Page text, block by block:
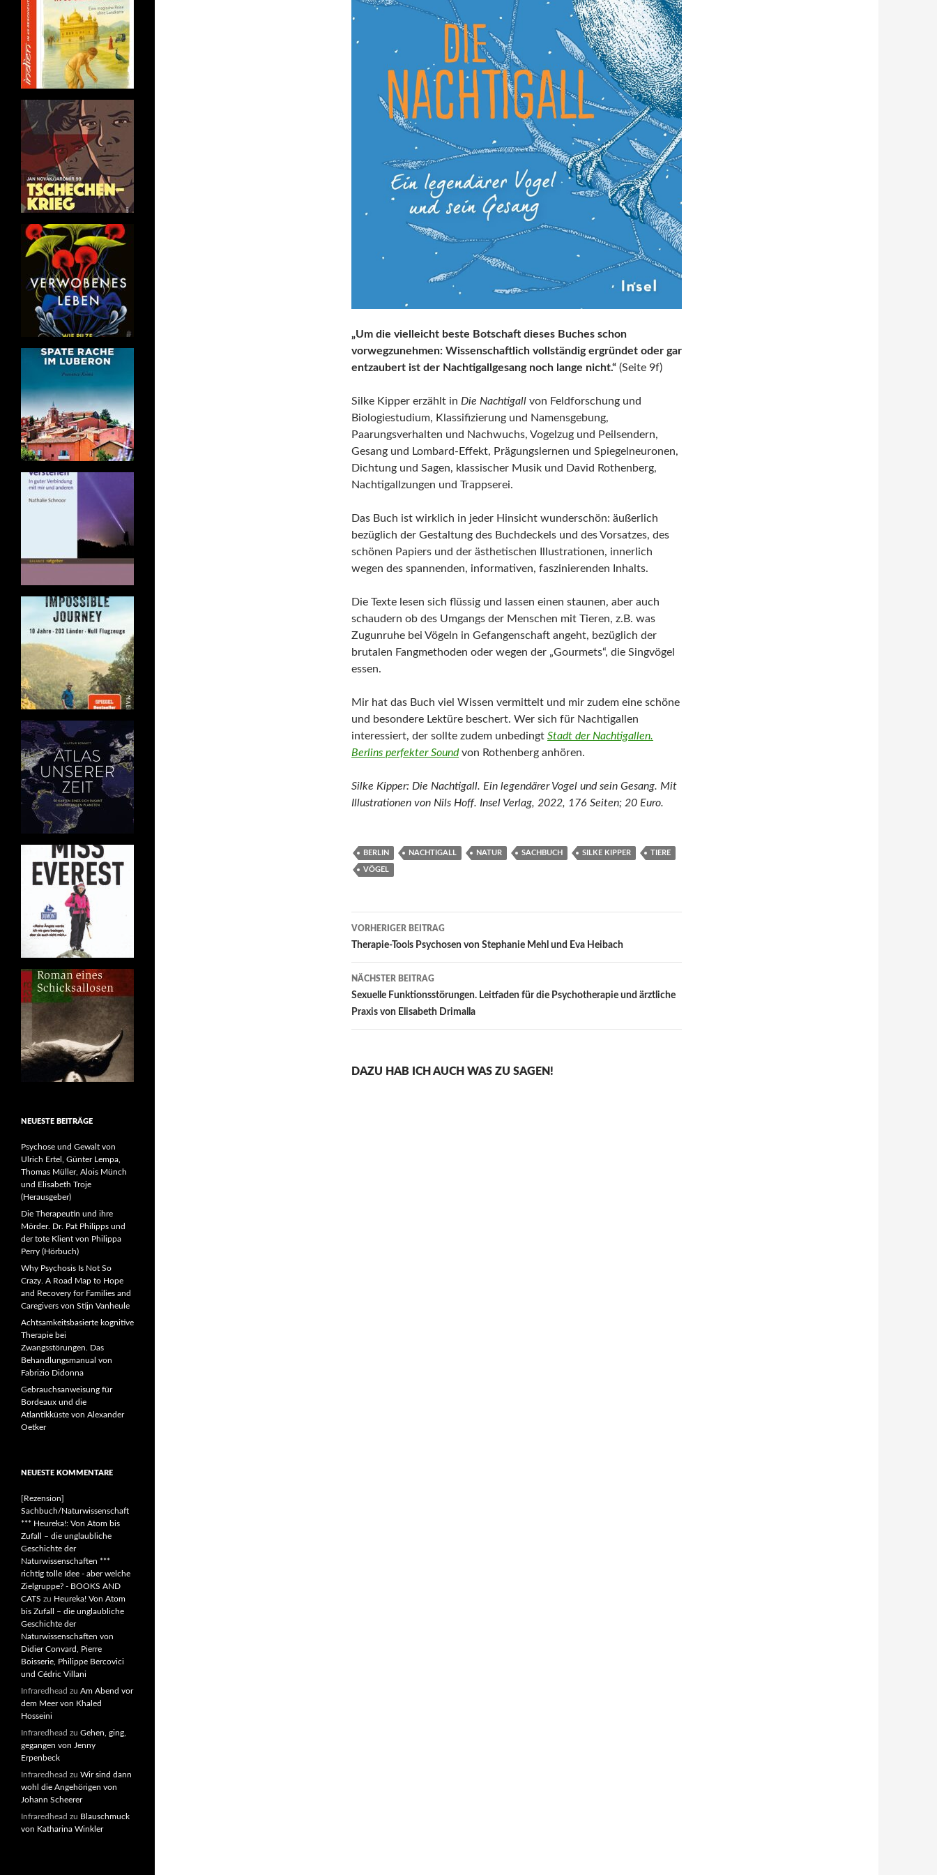
„Um die vielleicht beste Botschaft dieses Buches schon
vorwegzunehmen: Wissenschaftlich vollständig ergründet oder gar
entzaubert ist der Nachtigallgesang noch lange nicht.“ (Seite 9f)
Silke Kipper erzählt in Die Nachtigall von Feldforschung und
Biologiestudium, Klassifizierung und Namensgebung,
Paarungsverhalten und Nachwuchs, Vogelzug und Peilsendern,
Gesang und Lombard-Effekt, Prägungslernen und Spiegelneuronen,
Dichtung und Sagen, klassischer Musik und David Rothenberg,
Nachtigallzungen und Trappserei.
Das Buch ist wirklich in jeder Hinsicht wunderschön: äußerlich
bezüglich der Gestaltung des Buchdeckels und des Vorsatzes, des
schönen Papiers und der ästhetischen Illustrationen, innerlich
wegen des spannenden, informativen, faszinierenden Inhalts.
Die Texte lesen sich flüssig und lassen einen staunen, aber auch
schaudern ob des Umgangs der Menschen mit Tieren, z.B. was
Zugunruhe bei Vögeln in Gefangenschaft angeht, bezüglich der
brutalen Fangmethoden oder wegen der „Gourmets“, die Singvögel
essen.
Mir hat das Buch viel Wissen vermittelt und mir zudem eine schöne
und besondere Lektüre beschert. Wer sich für Nachtigallen
interessiert, der sollte zudem unbedingt Stadt der Nachtigallen.
Berlins perfekter Soundvon Rothenberg anhören.
Silke Kipper: Die Nachtigall. Ein legendärer Vogel und sein Gesang. Mit
Illustrationen von Nils Hoff. Insel Verlag, 2022, 176 Seiten; 20 Euro.
BERLIN NACHTIGALL NATUR SACHBUCH SILKE KIPPER TIERE
VÖGEL
Beitragsnavigation
VORHERIGER BEITRAG
Therapie-Tools Psychosen von Stephanie Mehl und Eva Heibach
NÄCHSTER BEITRAG
Sexuelle Funktionsstörungen. Leitfaden für die Psychotherapie und ärztliche
Praxis von Elisabeth Drimalla
DAZU HAB ICH AUCH WAS ZU SAGEN!
NEUESTE BEITRÄGE
Psychose und Gewalt von
Ulrich Ertel, Günter Lempa,
Thomas Müller, Alois Münch
und Elisabeth Troje
(Herausgeber)
Die Therapeutin und ihre
Mörder. Dr. Pat Philipps und
der tote Klient von Philippa
Perry (Hörbuch)
Why Psychosis Is Not So
Crazy. A Road Map to Hope
and Recovery for Families and
Caregivers von Stijn Vanheule
Achtsamkeitsbasierte kognitive
Therapie bei
Zwangsstörungen. Das
Behandlungsmanual von
Fabrizio Didonna
Gebrauchsanweisung für
Bordeaux und die
Atlantikküste von Alexander
Oetker
NEUESTE KOMMENTARE
[Rezension]
Sachbuch/Naturwissenschaft
*** Heureka!: Von Atom bis
Zufall – die unglaubliche
Geschichte der
Naturwissenschaften ***
richtig tolle Idee - aber welche
Zielgruppe? - BOOKS AND
CATS zu Heureka! Von Atom
bis Zufall – die unglaubliche
Geschichte der
Naturwissenschaften von
Didier Convard, Pierre
Boisserie, Philippe Bercovici
und Cédric Villani
Infraredhead zu Am Abend vor
dem Meer von Khaled
Hosseini
Infraredhead zu Gehen, ging,
gegangen von Jenny
Erpenbeck
Infraredhead zu Wir sind dann
wohl die Angehörigen von
Johann Scheerer
Infraredhead zu Blauschmuck
von Katharina Winkler